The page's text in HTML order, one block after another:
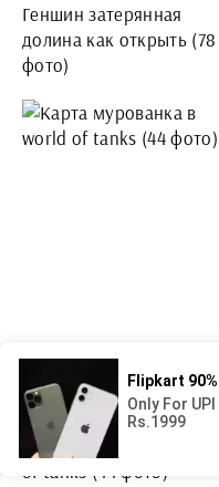
Геншин затерянная
долина как открыть (78
фото)
Карта мурованка в world
of tanks (44 фото)